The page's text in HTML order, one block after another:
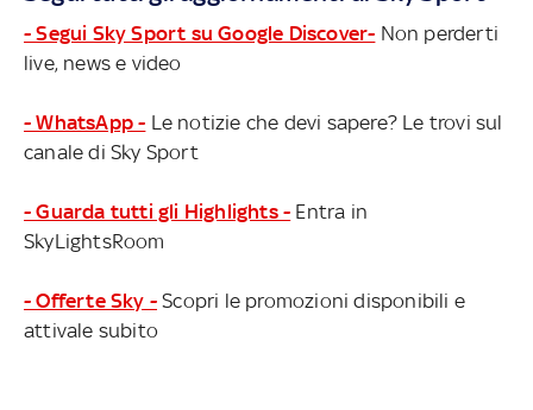
- Segui Sky Sport su Google Discover- Non perderti
live, news e video
- WhatsApp - Le notizie che devi sapere? Le trovi sul
canale di Sky Sport
- Guarda tutti gli Highlights - Entra in
SkyLightsRoom
- Offerte Sky - Scopri le promozioni disponibili e
attivale subito